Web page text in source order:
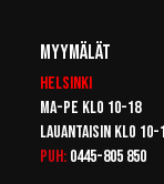
Myymälät
Helsinki
Ma-pe klo 10-18
Lauantaisin klo 10-
Puh: 0445-805 850